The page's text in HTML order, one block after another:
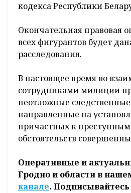
кодекса Республики
Окончательная правовая
всех фигурантов будет
расследования.
В настоящее время во
сотрудниками милиции
неотложные
направленные на
причастных к
обстоятельств
Оперативные и
Гродно и области в
канале.